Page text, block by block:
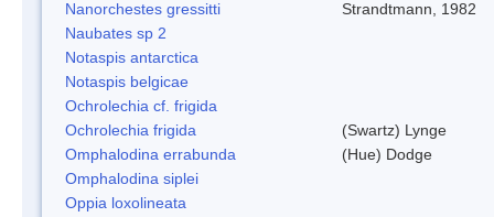
Nanorchestes gressitti
Strandtmann, 1982
Naubates sp 2
Notaspis antarctica
Notaspis belgicae
Ochrolechia cf. frigida
Ochrolechia frigida
(Swartz) Lynge
Omphalodina errabunda
(Hue) Dodge
Omphalodina siplei
Oppia loxolineata